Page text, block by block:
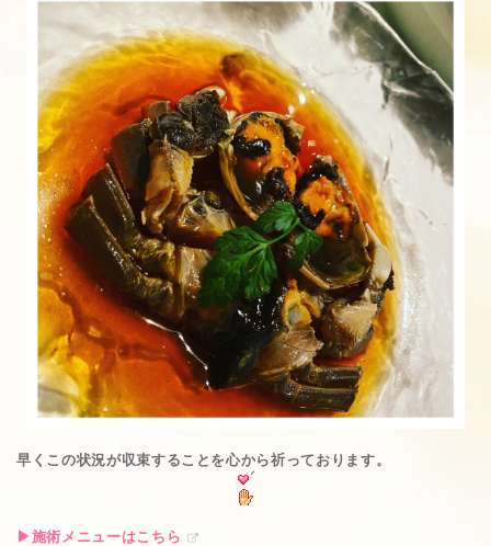
早くこの状況が収束することを心から祈っております。
▶施術メニューはこちら